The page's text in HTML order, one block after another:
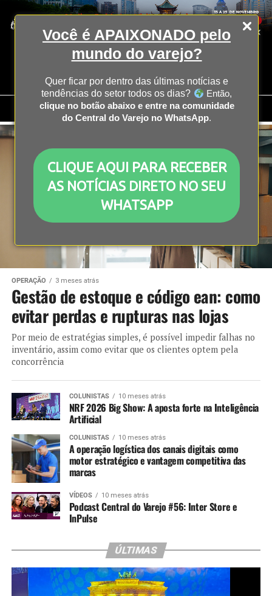
Você é APAIXONADO pelo
mundo do varejo?
Quer ficar por dentro das últimas notícias e
tendências do setor todos os dias?
Então,
clique no botão abaixo e entre na comunidade
do Central do Varejo no WhatsApp.
CLIQUE AQUI PARA RECEBER
AS NOTÍCIAS DIRETO NO SEU
WHATSAPP
OPERAÇÃO 3 meses atrás
Gestão de estoque e código ean: como
evitar perdas e rupturas nas lojas
Por meio de estratégias simples, é possível impedir falhas no
inventário, assim como evitar que os clientes optem pela
concorrência
COLUNISTAS 10 meses atrás
NRF 2026 Big Show: A aposta forte na Inteligência
Artificial
COLUNISTAS 10 meses atrás
A operação logística dos canais digitais como
motor estratégico e vantagem competitiva das
marcas
VÍDEOS 10 meses atrás
Podcast Central do Varejo #56: Inter Store e
InPulse
ÚLTIMAS